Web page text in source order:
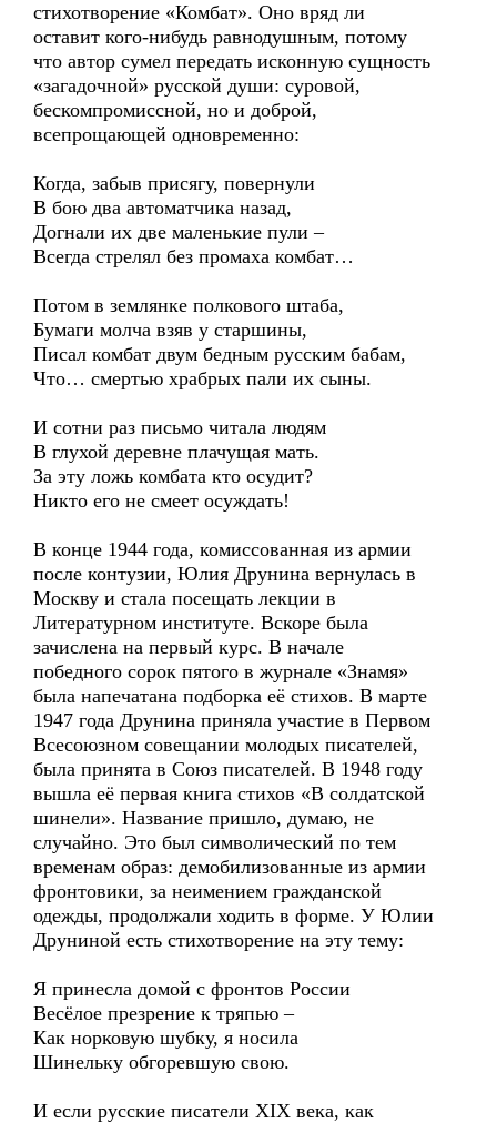
стихотворение «Комбат». Оно вряд ли
оставит кого-нибудь равнодушным, потому
что автор сумел передать исконную сущность
«загадочной» русской души: суровой,
бескомпромиссной, но и доброй,
всепрощающей одновременно:
Когда, забыв присягу, повернули
В бою два автоматчика назад,
Догнали их две маленькие пули –
Всегда стрелял без промаха комбат…
Потом в землянке полкового штаба,
Бумаги молча взяв у старшины,
Писал комбат двум бедным русским бабам,
Что… смертью храбрых пали их сыны.
И сотни раз письмо читала людям
В глухой деревне плачущая мать.
За эту ложь комбата кто осудит?
Никто его не смеет осуждать!
В конце 1944 года, комиссованная из армии
после контузии, Юлия Друнина вернулась в
Москву и стала посещать лекции в
Литературном институте. Вскоре была
зачислена на первый курс. В начале
победного сорок пятого в журнале «Знамя»
была напечатана подборка её стихов. В марте
1947 года Друнина приняла участие в Первом
Всесоюзном совещании молодых писателей,
была принята в Союз писателей. В 1948 году
вышла её первая книга стихов «В солдатской
шинели». Название пришло, думаю, не
случайно. Это был символический по тем
временам образ: демобилизованные из армии
фронтовики, за неимением гражданской
одежды, продолжали ходить в форме. У Юлии
Друниной есть стихотворение на эту тему:
Я принесла домой с фронтов России
Весёлое презрение к тряпью –
Как норковую шубку, я носила
Шинельку обгоревшую свою.
И если русские писатели XIX века, как